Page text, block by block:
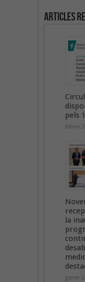
Articles
pels
febrer
la
gener